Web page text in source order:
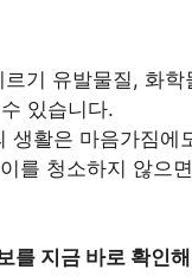
기 유발물질, 화
있습니다.
생활은 마음가짐에
를 청소하지 않으
를 지금 바로 확인